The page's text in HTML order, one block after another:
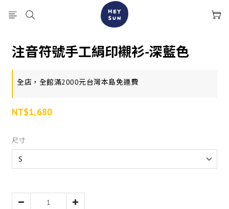
注音符號手工絹印襯衫-深藍色
全店，全館滿2000元台灣本島免運費
NT$1,680
尺寸